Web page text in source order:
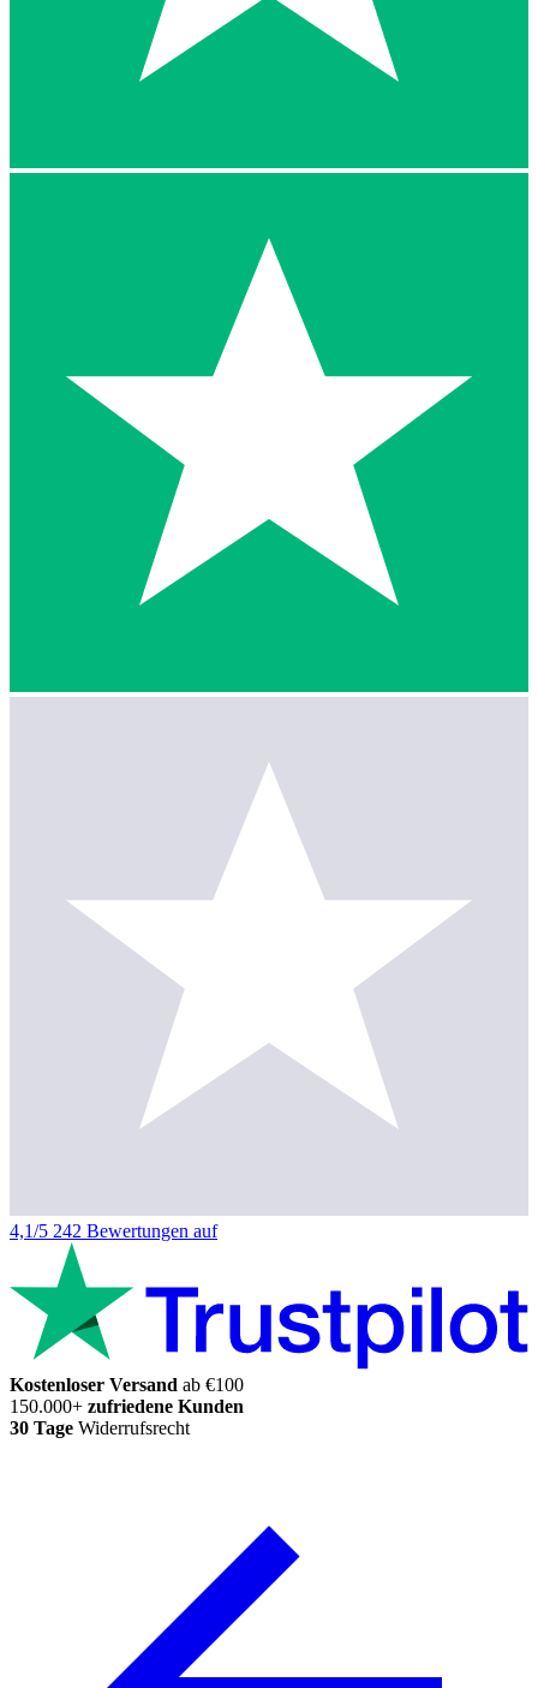
4,1/5 242 Bewertungen auf
Kostenloser Versand ab €100
150.000+ zufriedene Kunden
30 Tage Widerrufsrecht